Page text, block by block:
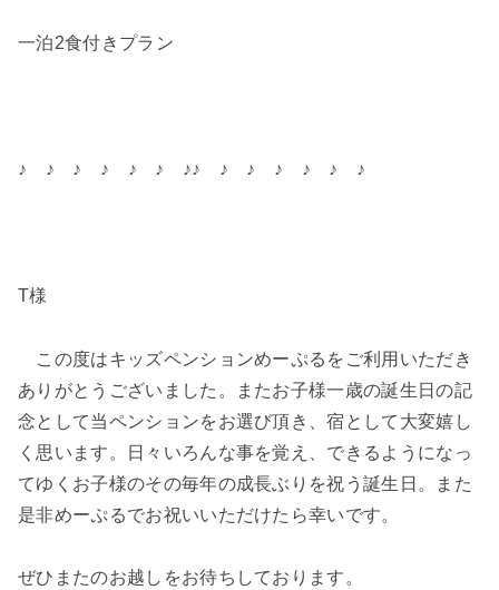
一泊2食付きプラン
♪ ♪ ♪ ♪ ♪ ♪ ♪♪ ♪ ♪ ♪ ♪ ♪ ♪
T様
この度はキッズペンションめーぷるをご利用いただき
ありがとうございました。またお子様一歳の誕生日の記
念として当ペンションをお選び頂き、宿として大変嬉し
く思います。日々いろんな事を覚え、できるようになっ
てゆくお子様のその毎年の成長ぶりを祝う誕生日。また
是非めーぷるでお祝いいただけたら幸いです。
ぜひまたのお越しをお待ちしております。